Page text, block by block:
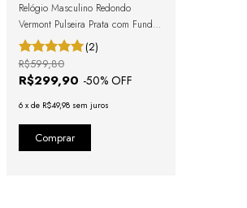
Relógio Masculino Redondo
Vermont Pulseira Prata com Fundo
Preto
(2)
R$299,90 -50% OFF
R$599,80
6 x de R$49,98 sem juros